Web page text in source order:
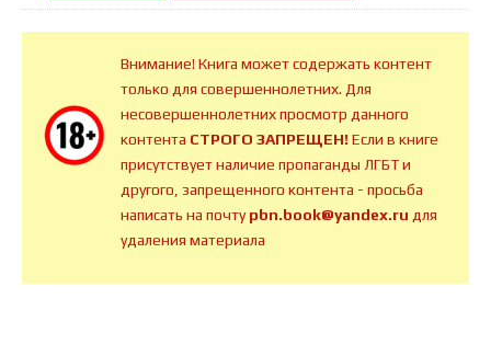
Внимание! Книга может содержать контент
только для совершеннолетних. Для
несовершеннолетних просмотр данного
контента СТРОГО ЗАПРЕЩЕН!Если в книге
присутствует наличие пропаганды ЛГБТ и
другого, запрещенного контента - просьба
написать на почтуpbn.book@yandex.ru для
удаления материала